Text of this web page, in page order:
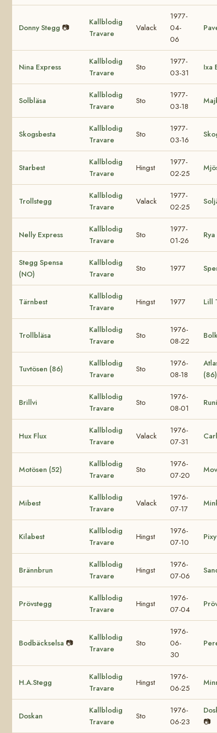
Donny Stegg 📷
Kallblodig
Travare
Valack
1977-
04-
06
Nina Express
Kallblodig
Travare
Sto
1977-
03-31
Ixa
Solbläsa
Kallblodig
Travare
Sto
1977-
03-18
Skogsbesta
Kallblodig
Travare
Sto
1977-
03-16
Starbest
Kallblodig
Travare
Hingst
1977-
02-25
Trollstegg
Kallblodig
Travare
Valack
1977-
02-25
Nelly Express
Kallblodig
Travare
Sto
1977-
01-26
Stegg Spensa
(NO)
Kallblodig
Travare
Sto 1977
Tärnbest
Kallblodig
Travare
Hingst 1977 Lill
Trollbläsa
Kallblodig
Travare
Sto
1976-
08-22
Tuvtösen (86)
Kallblodig
Travare
Sto
1976-
08-18
Brillvi
Kallblodig
Travare
Sto
1976-
08-01
Hux Flux
Kallblodig
Travare
Valack
1976-
07-31
Motösen (52)
Kallblodig
Travare
Sto
1976-
07-20
Mibest
Kallblodig
Travare
Valack
1976-
07-17
Kilabest
Kallblodig
Travare
Hingst
1976-
07-10
Pixy
Brännbrun
Kallblodig
Travare
Hingst
1976-
07-06
Prövstegg
Kallblodig
Travare
Hingst
1976-
07-04
Bodbäckselsa 📷
Kallblodig
Travare
Sto
1976-
06-
30
H.A.Stegg
Kallblodig
Travare
Hingst
1976-
06-25
Doskan
Kallblodig
Travare
Sto
1976-
06-23
📷